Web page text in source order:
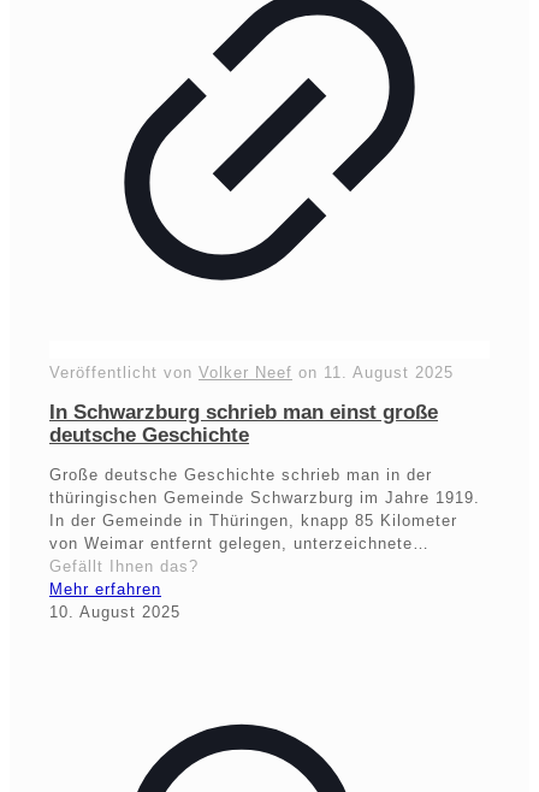
Veröffentlicht von Volker Neef on 11. August 2025
In Schwarzburg schrieb man einst große
deutsche Geschichte
Große deutsche Geschichte schrieb man in der
thüringischen Gemeinde Schwarzburg im Jahre 1919.
In der Gemeinde in Thüringen, knapp 85 Kilometer
von Weimar entfernt gelegen, unterzeichnete…
Gefällt Ihnen das?
Mehr erfahren
10. August 2025